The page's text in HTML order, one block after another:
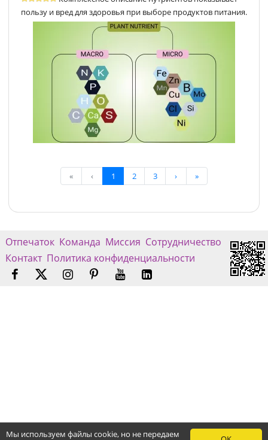
пользу и вред для здоровья при выборе продуктов питания.
« ‹ 1 2 3 › »
Отпечаток Команда Миссия Сотрудничество
Контакт Политика конфиденциальности
Мы используем файлы cookie, но не передаем